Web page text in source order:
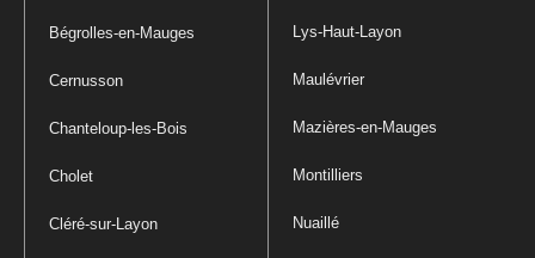
Bégrolles-en-Mauges
Cernusson
Chanteloup-les-Bois
Cholet
Cléré-sur-Layon
Lys-Haut-Layon
Maulévrier
Mazières-en-Mauges
Montilliers
Nuaillé